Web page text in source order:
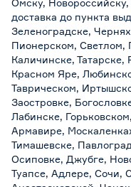
доставка до пункта
Зеленоградске,
Пионерском, Светлом,
Каличинске,
Красном Яре,
Таврическом,
Заостровке,
Лабинске,
Армавире,
Тимашевске,
Осиповке, Джубге,
Туапсе, Адлере, Сочи,